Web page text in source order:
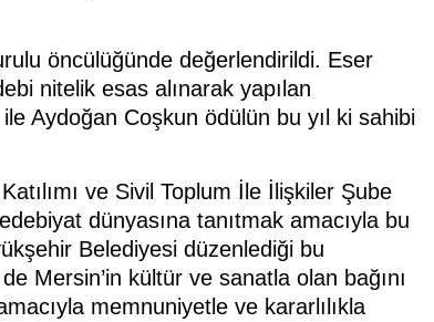
öncülüğünde değerlendirildi. Eser
nitelik esas alınarak yapılan
Aydoğan Coşkun ödülün bu yıl ki sahibi
ve Sivil Toplum İle İlişkiler Şube
dünyasına tanıtmak amacıyla bu
Belediyesi düzenlediği bu
Mersin’in kültür ve sanatla olan bağını
memnuniyetle ve kararlılıkla